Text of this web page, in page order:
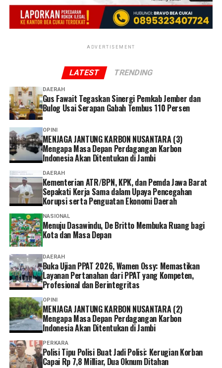
itu, menjaga kesehatan perlu diimbangi dengan memiliki
JKN sebagai perlindungan ketika sewaktu-waktu
membutuhkan pelayanan kesehatan,” ucap Linda. (*)
“Menurut saya, layanan administrasi lewat WhatsApp
sangat memudahkan. Saya tidak perlu datang ke kantor
proses bisa dilakukan dengan cepat hanya dengan
Dhia menilai layanan administrasi non tatap muka
menjadi solusi yang memudahkan peserta dalam
mengakses layanan BPJS Kesehatan.
Selain lebih praktis dan menghemat waktu, menurutnya
keberadaan berbagai kanal layanan digital memberikan
lebih banyak pilihan bagi peserta untuk mengurus
administrasi sesuai kebutuhan dan kondisi masing-
masing.
Ia pun menganggap kepesertaan JKN penting dimiliki
sebagai bentuk perlindungan kesehatan bagi diri sendiri
dan keluarga sekaligus mendukung keberlangsungan
Program JKN.
“Menurut saya, layanan non tatap muka ini sangat
memudahkan karena semua urusan administrasi bisa
diakses cukup melalui handphone. Saya berharap ke
depannya layanannya terus dikembangkan agar semakin
mudah digunakan dan kendala teknis bisa semakin
diminimalkan. Dengan begitu, peserta bisa mengurus
administrasi dengan lebih cepat tanpa harus datang dan
mengantre di kantor,” tuturnya. (*)
ADVERTISEMENT
LATEST TRENDING
DAERAH
Gus Fawait Tegaskan Sinergi Pemkab Jember dan
Bulog Usai Serapan Gabah Tembus 110 Persen
OPINI
MENJAGA JANTUNG KARBON NUSANTARA (3)
Mengapa Masa Depan Perdagangan Karbon
Indonesia Akan Ditentukan di Jambi
DAERAH
Kementerian ATR/BPN, KPK, dan Pemda Jawa Barat
Sepakati Kerja Sama dalam Upaya Pencegahan
Korupsi serta Penguatan Ekonomi Daerah
NASIONAL
Menuju Dasawindu, De Britto Membuka Ruang bagi
Kota dan Masa Depan
DAERAH
Buka Ujian PPAT 2026, Wamen Ossy: Memastikan
Layanan Pertanahan dari PPAT yang Kompeten,
Profesional dan Berintegritas
OPINI
MENJAGA JANTUNG KARBON NUSANTARA (2)
Mengapa Masa Depan Perdagangan Karbon
Indonesia Akan Ditentukan di Jambi
PERKARA
Polisi Tipu Polisi Buat Jadi Polisi: Kerugian Korban
Capai Rp 7,8 Milliar, Dua Oknum Ditahan